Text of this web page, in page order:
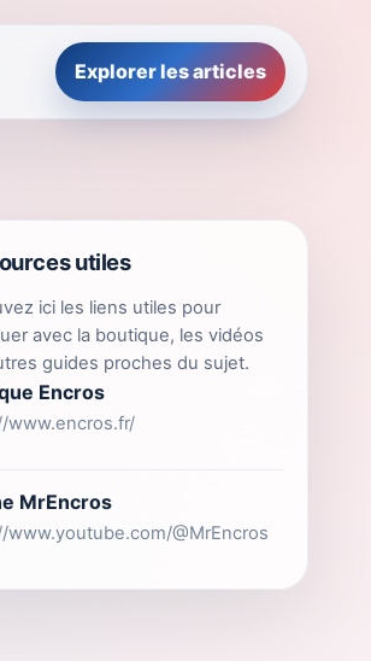
Explorer les articles
utiles
ici les liens utiles pour
avec la boutique, les vidéos
guides proches du sujet.
Encros
www.encros.fr/
MrEncros
www.youtube.com/@MrEncros